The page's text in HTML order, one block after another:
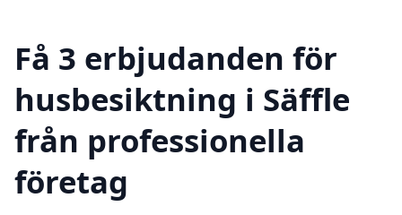
Få 3 erbjudanden för
husbesiktning i Säffle
från professionella
företag